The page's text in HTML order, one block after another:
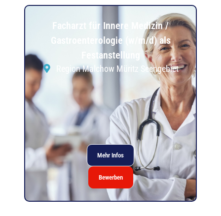
Facharzt für Innere Medizin /
Gastroenterologie (w/m/d) als
Festanstellung
Region Malchow Müritz Seengebiet
Mehr Infos
Bewerben